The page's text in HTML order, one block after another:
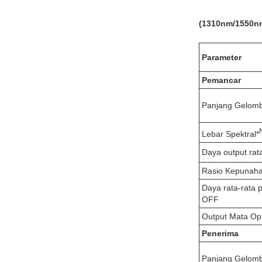
(1310nm/
Parameter
Pemancar
Panjang
Lebar Spektral*
Daya output
Rasio
Daya rata-rata
OFF
Output Mata
Penerima
Panjang